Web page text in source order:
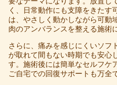
く、日常動作にも支障をきたす
は、やさしく動かしながら可動
肉のアンバランスを整える施術
さらに、痛みを感じにくいソフ
が取れて間もない時期でも安心
す。施術後には簡単なセルフケ
ご自宅での回復サポートも万全